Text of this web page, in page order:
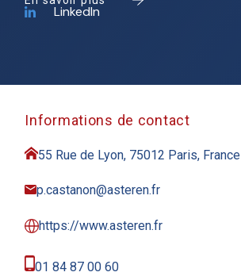
LinkedIn
Informations de contact
55 Rue de Lyon, 75012 Paris, France
p.castanon@asteren.fr
https://www.asteren.fr
01 84 87 00 60